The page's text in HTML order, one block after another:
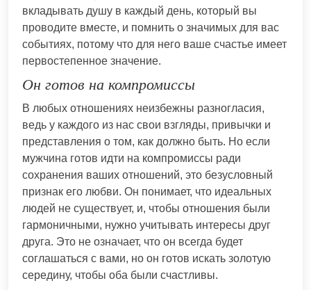
вкладывать душу в каждый день, который вы
проводите вместе, и помнить о значимых для вас
событиях, потому что для него ваше счастье имеет
первостепенное значение.
Он готов на компромиссы
В любых отношениях неизбежны разногласия,
ведь у каждого из нас свои взгляды, привычки и
представления о том, как должно быть. Но если
мужчина готов идти на компромиссы ради
сохранения ваших отношений, это безусловный
признак его любви. Он понимает, что идеальных
людей не существует, и, чтобы отношения были
гармоничными, нужно учитывать интересы друг
друга. Это не означает, что он всегда будет
соглашаться с вами, но он готов искать золотую
середину, чтобы оба были счастливы.